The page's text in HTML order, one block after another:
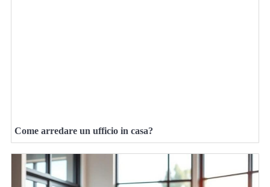
Come arredare un ufficio in casa?